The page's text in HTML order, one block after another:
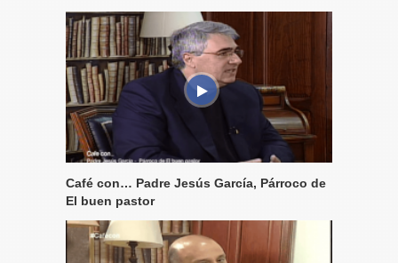
Café con… Padre Jesús García, Párroco de
El buen pastor